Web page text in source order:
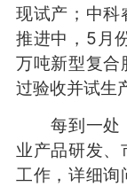
现试产；中科
推进中，5月
万吨新型复合
过验收并试生
每到一处，
业产品研发
工作，详细询